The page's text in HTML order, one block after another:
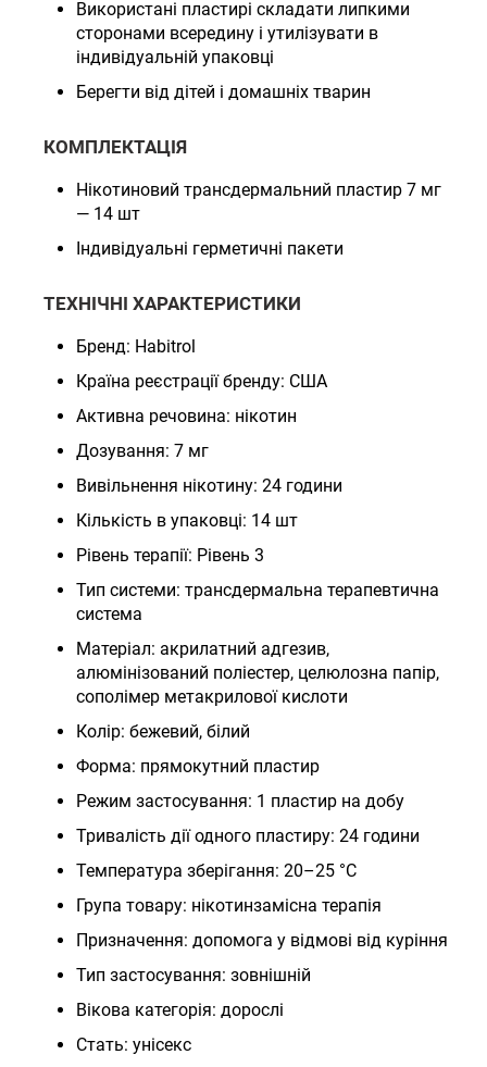
Використані пластирі складати липкими
сторонами всередину і утилізувати в
індивідуальній упаковці
Берегти від дітей і домашніх тварин
КОМПЛЕКТАЦІЯ
Нікотиновий трансдермальний пластир 7 мг
— 14 шт
Індивідуальні герметичні пакети
ТЕХНІЧНІ ХАРАКТЕРИСТИКИ
Бренд: Habitrol
Країна реєстрації бренду: США
Активна речовина: нікотин
Дозування: 7 мг
Вивільнення нікотину: 24 години
Кількість в упаковці: 14 шт
Рівень терапії: Рівень 3
Тип системи: трансдермальна терапевтична
система
Матеріал: акрилатний адгезив,
алюмінізований поліестер, целюлозна папір,
сополімер метакрилової кислоти
Колір: бежевий, білий
Форма: прямокутний пластир
Режим застосування: 1 пластир на добу
Тривалість дії одного пластиру: 24 години
Температура зберігання: 20–25 °C
Група товару: нікотинзамісна терапія
Призначення: допомога у відмові від куріння
Тип застосування: зовнішній
Вікова категорія: дорослі
Стать: унісекс